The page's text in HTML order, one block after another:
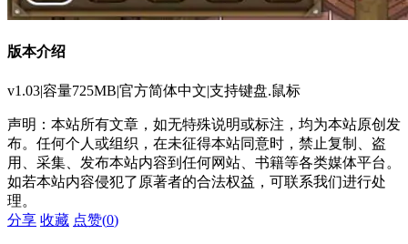
版本介绍
v1.03|容量725MB|官方简体中文|支持键盘.鼠标
声明：本站所有文章，如无特殊说明或标注，均为本站原创发
布。任何个人或组织，在未征得本站同意时，禁止复制、盗
用、采集、发布本站内容到任何网站、书籍等各类媒体平台。
如若本站内容侵犯了原著者的合法权益，可联系我们进行处
理。
分享 收藏 点赞(0)